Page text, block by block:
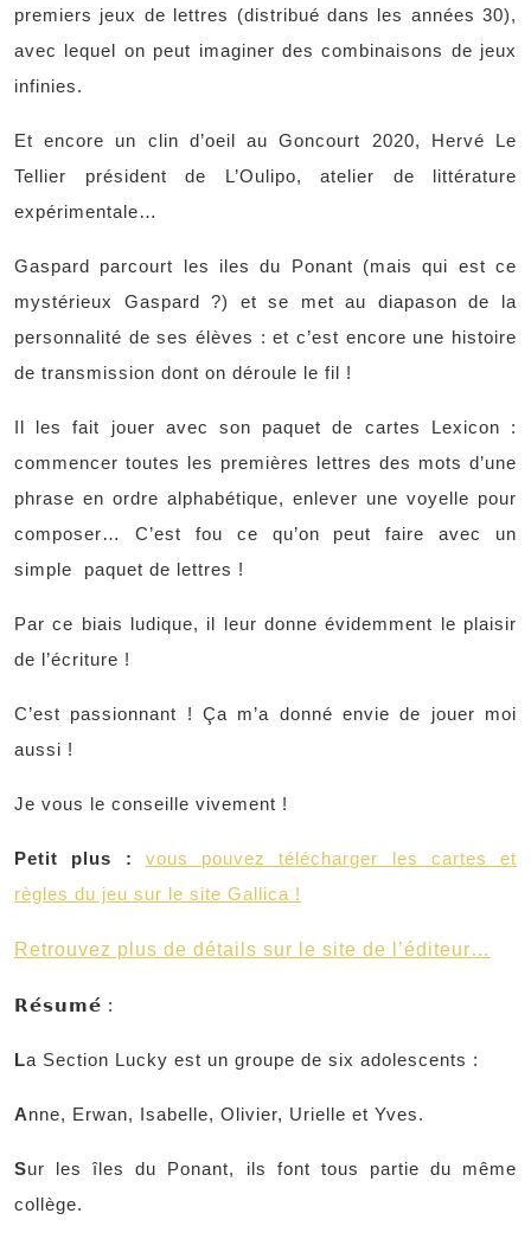
premiers jeux de lettres (distribué dans les années 30),
avec lequel on peut imaginer des combinaisons de jeux
infinies.
Et encore un clin d’oeil au Goncourt 2020, Hervé Le
Tellier président de L’Oulipo, atelier de littérature
expérimentale…
Gaspard parcourt les iles du Ponant (mais qui est ce
mystérieux Gaspard ?) et se met au diapason de la
personnalité de ses élèves : et c’est encore une histoire
de transmission dont on déroule le fil !
Il les fait jouer avec son paquet de cartes Lexicon :
commencer toutes les premières lettres des mots d’une
phrase en ordre alphabétique, enlever une voyelle pour
composer… C’est fou ce qu’on peut faire avec un
simple
paquet de lettres !
Par ce biais ludique, il leur donne évidemment le plaisir
de l’écriture !
C’est passionnant ! Ça m’a donné envie de jouer moi
aussi !
Je vous le conseille vivement !
Petit plus :
vous pouvez télécharger les cartes et
règles du jeu sur le site Gallica !
Retrouvez plus de détails sur le site de l’éditeur…
𝗥𝗲́𝘀𝘂𝗺𝗲́ :
La Section Lucky est un groupe de six adolescents :
Anne, Erwan, Isabelle, Olivier, Urielle et Yves.
Sur les îles du Ponant, ils font tous partie du même
collège.